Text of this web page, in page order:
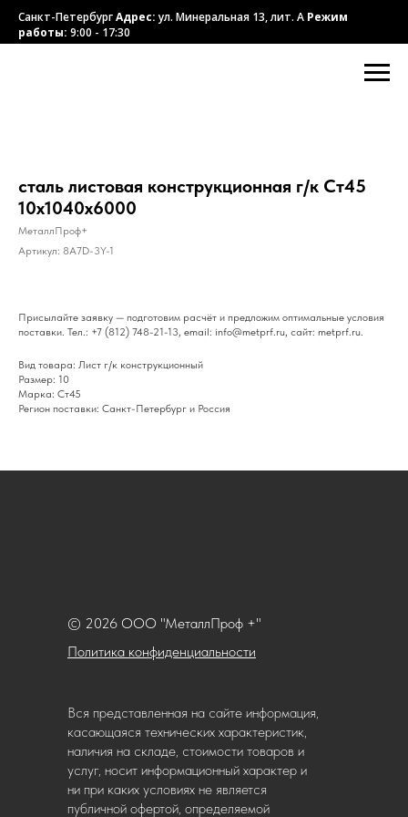
Санкт-ПетербургАдрес:ул. Минеральная 13, лит. А Режим
работы: 9:00 - 17:30
сталь листовая конструкционная г/к Ст45
10х1040х6000
МеталлПроф+
Артикул: 8A7D-3Y-1
Присылайте заявку — подготовим расчёт и предложим оптимальные условия
поставки. Тел.: +7 (812) 748-21-13, email: info@metprf.ru, сайт: metprf.ru.
Вид товара: Лист г/к конструкционный
Размер: 10
Марка: Ст45
Регион поставки: Санкт-Петербург и Россия
Политика конфиденциальности
© 2026 ООО "МеталлПроф +"
Вся представленная на сайте информация,
касающаяся технических характеристик,
наличия на складе, стоимости товаров и
услуг, носит информационный характер и
ни при каких условиях не является
публичной офертой, определяемой